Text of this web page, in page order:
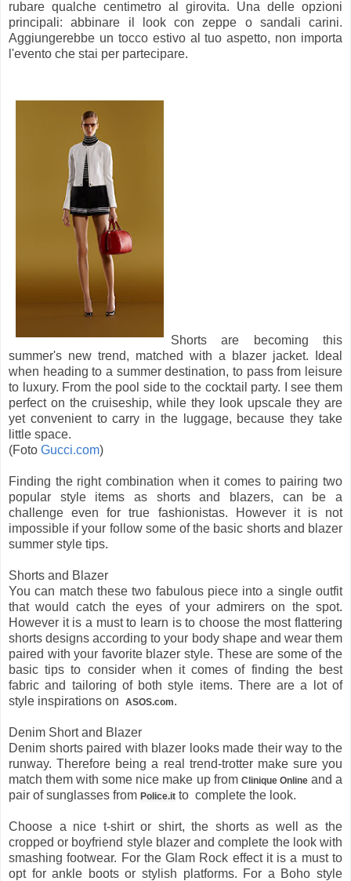
rubare qualche centimetro al girovita. Una delle opzioni
principali: abbinare il look con zeppe o sandali carini.
Aggiungerebbe un tocco estivo al tuo aspetto, non importa
l'evento che stai per partecipare.
Shorts are becoming this
summer's new trend, matched with a blazer jacket. Ideal
when heading to a summer destination, to pass from leisure
to luxury. From the pool side to the cocktail party. I see them
perfect on the cruiseship, while they look upscale they are
yet convenient to carry in the luggage, because they take
little space.
(Foto Gucci.com)
Finding the right combination when it comes to pairing two
popular style items as shorts and blazers, can be a
challenge even for true fashionistas. However it is not
impossible if your follow some of the basic shorts and blazer
summer style tips.
Shorts and Blazer
You can match these two fabulous piece into a single outfit
that would catch the eyes of your admirers on the spot.
However it is a must to learn is to choose the most flattering
shorts designs according to your body shape and wear them
paired with your favorite blazer style. These are some of the
basic tips to consider when it comes of finding the best
fabric and tailoring of both style items. There are a lot of
style inspirations on
ASOS.com.
Denim Short and Blazer
Denim shorts paired with blazer looks made their way to the
runway. Therefore being a real trend-trotter make sure you
match them with some nice make up from Clinique Onlineand a
pair of sunglasses from Police.it to complete the look.
Choose a nice t-shirt or shirt, the shorts as well as the
cropped or boyfriend style blazer and complete the look with
smashing footwear. For the Glam Rock effect it is a must to
opt for ankle boots or stylish platforms. For a Boho style